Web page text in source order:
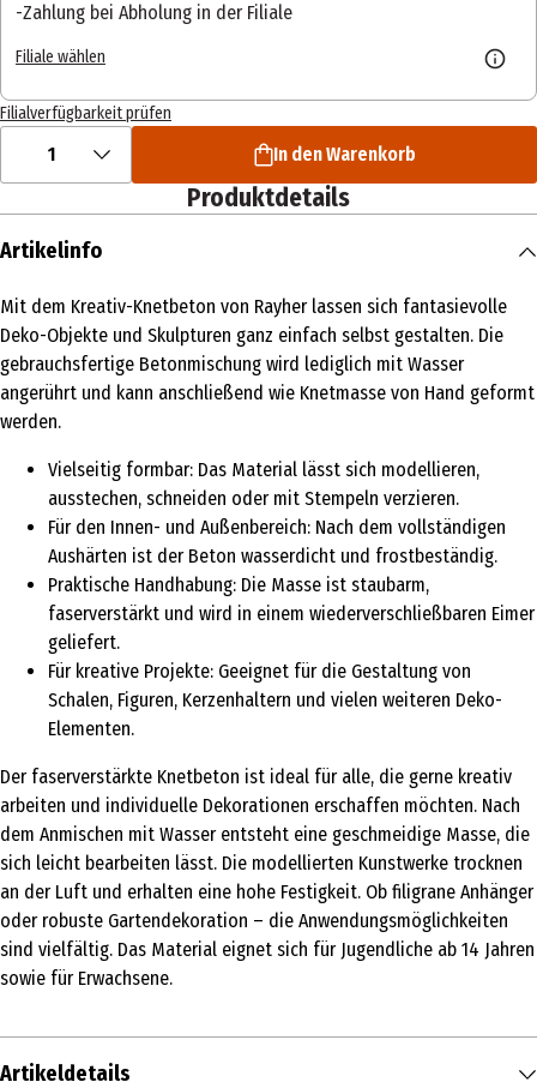
Zahlung bei Abholung in der Filiale
Filiale wählen
Filialverfügbarkeit prüfen
1 In den Warenkorb
Produktdetails
Artikelinfo
Mit dem Kreativ-Knetbeton von Rayher lassen sich fantasievolle
Deko-Objekte und Skulpturen ganz einfach selbst gestalten. Die
gebrauchsfertige Betonmischung wird lediglich mit Wasser
angerührt und kann anschließend wie Knetmasse von Hand geformt
werden.
Vielseitig formbar: Das Material lässt sich modellieren,
ausstechen, schneiden oder mit Stempeln verzieren.
Für den Innen- und Außenbereich: Nach dem vollständigen
Aushärten ist der Beton wasserdicht und frostbeständig.
Praktische Handhabung: Die Masse ist staubarm,
faserverstärkt und wird in einem wiederverschließbaren Eimer
geliefert.
Für kreative Projekte: Geeignet für die Gestaltung von
Schalen, Figuren, Kerzenhaltern und vielen weiteren Deko-
Elementen.
Der faserverstärkte Knetbeton ist ideal für alle, die gerne kreativ
arbeiten und individuelle Dekorationen erschaffen möchten. Nach
dem Anmischen mit Wasser entsteht eine geschmeidige Masse, die
sich leicht bearbeiten lässt. Die modellierten Kunstwerke trocknen
an der Luft und erhalten eine hohe Festigkeit. Ob filigrane Anhänger
oder robuste Gartendekoration – die Anwendungsmöglichkeiten
sind vielfältig. Das Material eignet sich für Jugendliche ab 14 Jahren
sowie für Erwachsene.
Artikeldetails